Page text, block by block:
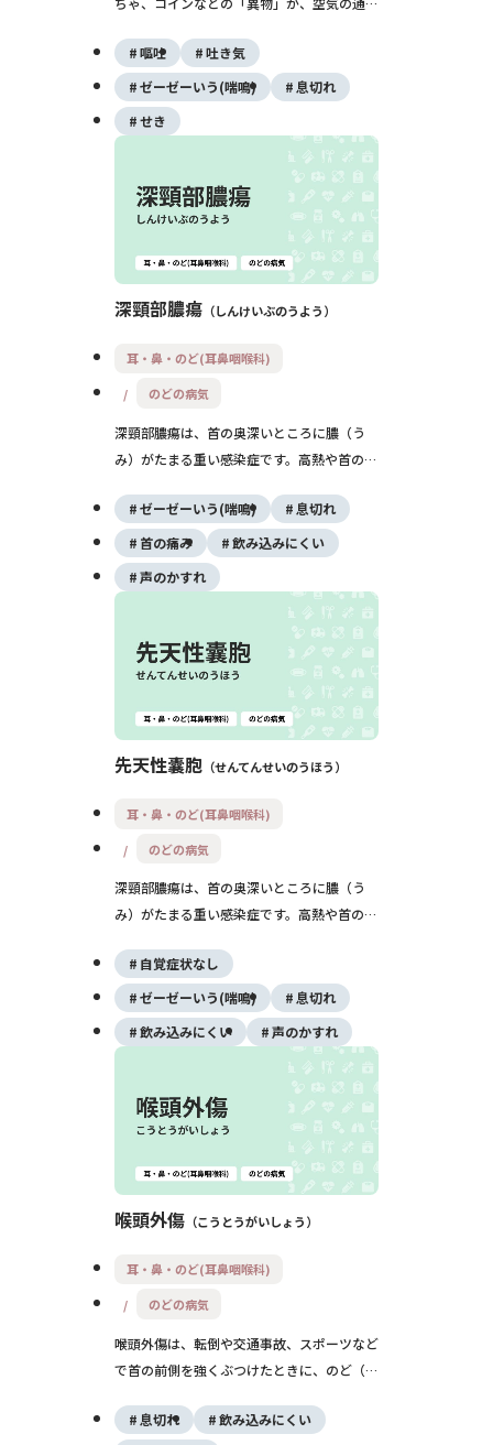
まってしまう状態です。特に子どもや高齢者
では命に関わることもあるため、早めの受診
と適切な対応がとても重要です。
嘔吐
吐き気
ゼーゼーいう(喘鳴)
息切れ
せき
深頸部膿瘍 しんけいぶのうよう
耳・鼻・のど(耳鼻咽喉科)
のどの病気
深頸部膿瘍は、首の奥深いところに膿（う
み）がたまる重い感染症です。高熱や首の腫
しさなどがみられ、放置すると窒息や敗血症
など命に関わることもあるため、早期の受診
と入院治療がとても大切です。
ゼーゼーいう(喘鳴)
息切れ
首の痛み
飲み込みにくい
声のかすれ
先天性囊胞 せんてんせいのうほう
耳・鼻・のど(耳鼻咽喉科)
のどの病気
深頸部膿瘍は、首の奥深いところに膿（う
み）がたまる重い感染症です。高熱や首の腫
しさなどがみられ、放置すると窒息や敗血症
など命に関わることもあるため、早期の受診
と入院治療がとても大切です。
自覚症状なし
ゼーゼーいう(喘鳴)
息切れ
飲み込みにくい
声のかすれ
喉頭外傷 こうとうがいしょう
耳・鼻・のど(耳鼻咽喉科)
のどの病気
喉頭外傷は、転倒や交通事故、スポーツなど
で首の前側を強くぶつけたときに、のど（喉
痛みだけでなく、命に関わる呼吸困難を起こ
息切れ
飲み込みにくい